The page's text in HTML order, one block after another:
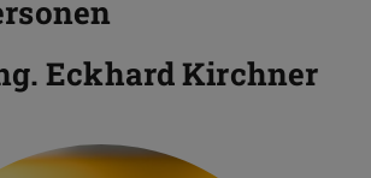
Eckhard Kirchner